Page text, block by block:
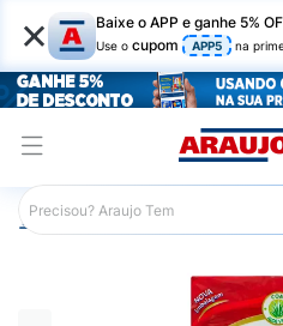
× Baixe o APP e ganhe 5%
Use o cupom APP5 na
Araujo Saúde e Bem Estar